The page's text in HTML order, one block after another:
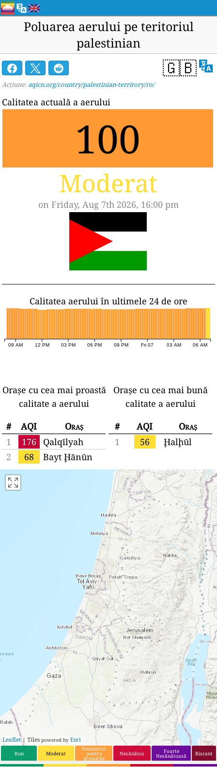
Poluarea aerului pe teritoriul
palestinian
🇬🇧
Acțiune: aqicn.org/country/palestinian-territory/ro/
Calitatea actuală a aerului
100
Moderat
on Friday, Aug 7th 2026, 16:00 pm
Calitatea aerului în ultimele 24 de ore
09 AM 12 PM 03 PM 06 PM 09 PM Fri 07 03 AM 06 AM
Orașe cu cea mai proastă
calitate a aerului
#
AQI
Oraș
1
176
Qalqīlyah
2
68 Bayt Ḩānūn
Orașe cu cea mai bună
calitate a aerului
#
AQI
Oraș
1
56 Ḩalḩūl
Leaflet| Tiles powered by Esri
Bun Moderat
Nesănătos
pentru
grupurile
sensibile
Nesănătos Foarte
Nesănătoasă Riscant